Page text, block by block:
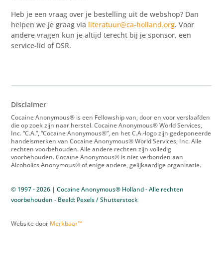
Heb je een vraag over je bestelling uit de webshop? Dan
helpen we je graag via literatuur@ca-holland.org. Voor
andere vragen kun je altijd terecht bij je sponsor, een
service-lid of DSR.
Disclaimer
Cocaine Anonymous® is een Fellowship van, door en voor verslaafden
die op zoek zijn naar herstel. Cocaine Anonymous® World Services,
Inc. “C.A.”, “Cocaïne Anonymous®”, en het C.A.-logo zijn gedeponeerde
handelsmerken van Cocaine Anonymous® World Services, Inc. Alle
rechten voorbehouden. Alle andere rechten zijn volledig
voorbehouden. Cocaïne Anonymous® is niet verbonden aan
Alcoholics Anonymous® of enige andere, gelijkaardige organisatie.
© 1997 - 2026 | Cocaine Anonymous® Holland - Alle rechten
voorbehouden - Beeld: Pexels / Shutterstock
Website door Merkbaar™